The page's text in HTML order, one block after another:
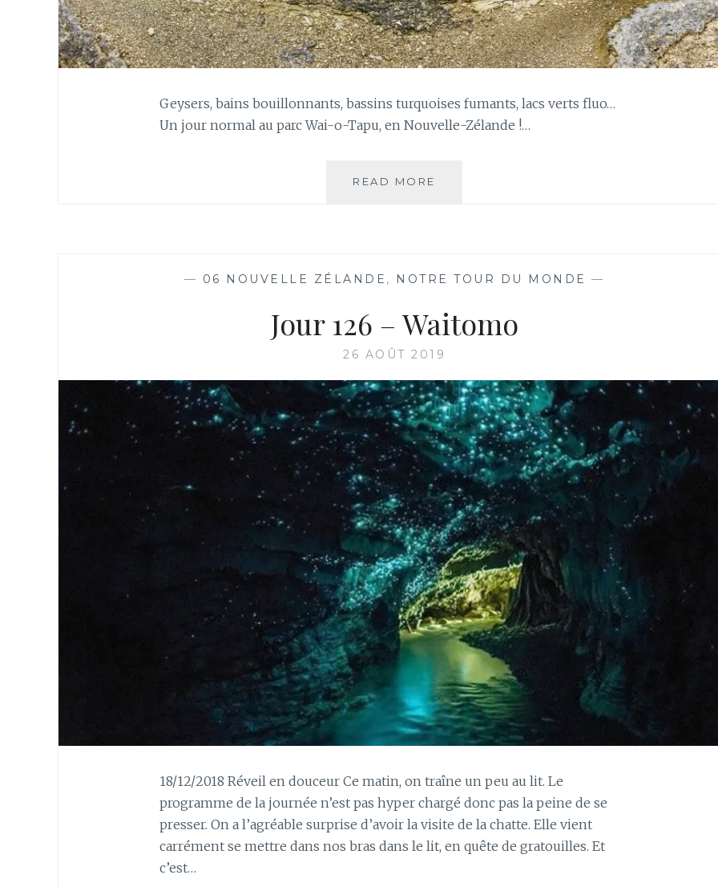
Geysers, bains bouillonnants, bassins turquoises fumants, lacs verts fluo…
Un jour normal au parc Wai-o-Tapu, en Nouvelle-Zélande !…
READ MORE
— 06 NOUVELLE ZÉLANDE , NOTRE TOUR DU MONDE —
Jour 126 – Waitomo
26 AOÛT 2019
18/12/2018 Réveil en douceur Ce matin, on traîne un peu au lit. Le
programme de la journée n’est pas hyper chargé donc pas la peine de se
presser. On a l’agréable surprise d’avoir la visite de la chatte. Elle vient
carrément se mettre dans nos bras dans le lit, en quête de gratouilles. Et
c’est…